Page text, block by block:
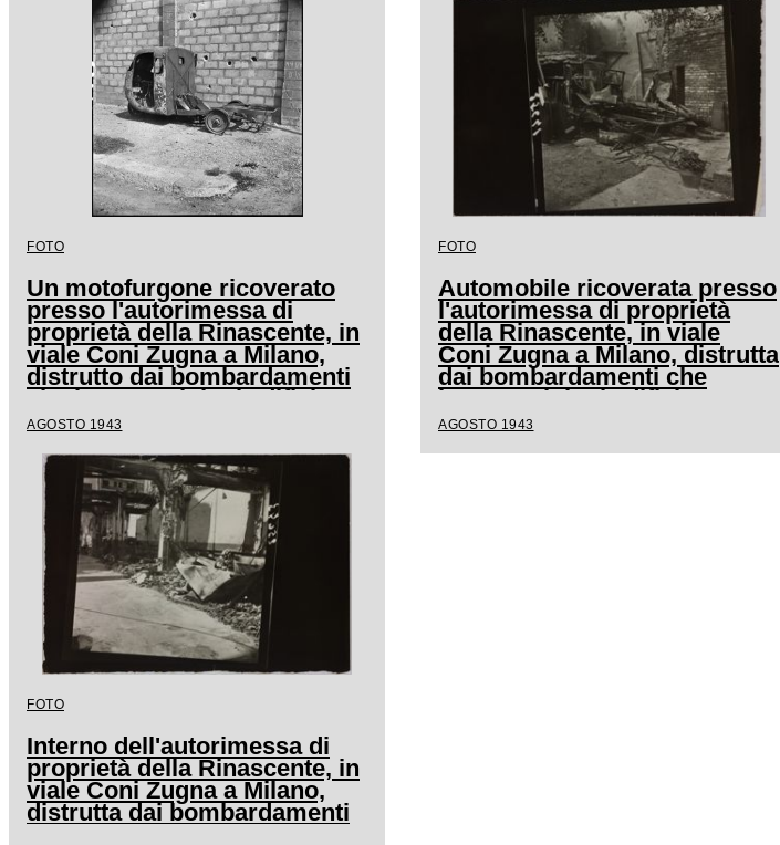
FOTO
Un motofurgone ricoverato
presso l'autorimessa di
proprietà della Rinascente, in
viale Coni Zugna a Milano,
distrutto dai bombardamenti
che hanno colpito l'edificio
AGOSTO 1943
FOTO
Automobile ricoverata presso
l'autorimessa di proprietà
della Rinascente, in viale
Coni Zugna a Milano, distrutta
dai bombardamenti che
hanno colpito l'edificio
AGOSTO 1943
FOTO
Interno dell'autorimessa di
proprietà della Rinascente, in
viale Coni Zugna a Milano,
distrutta dai bombardamenti